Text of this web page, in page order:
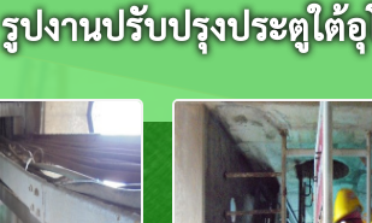
รูปงานปรับปรุงประตูใต้